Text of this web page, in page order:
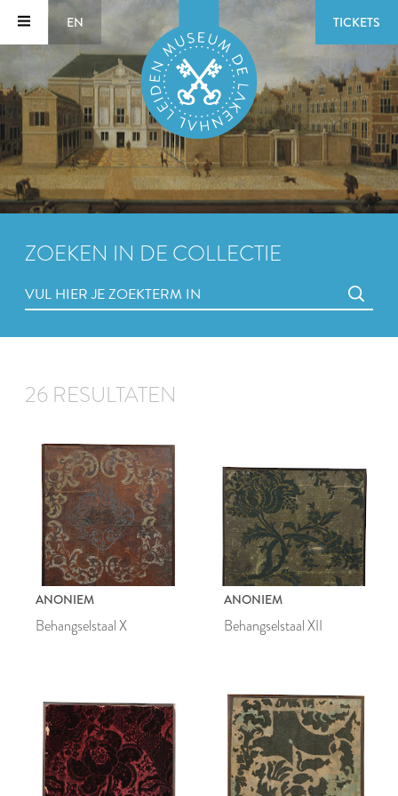
EN TICKETS
ZOEKEN IN DE COLLECTIE
26 RESULTATEN
ANONIEM
Behangselstaal X
ANONIEM
Behangselstaal XII